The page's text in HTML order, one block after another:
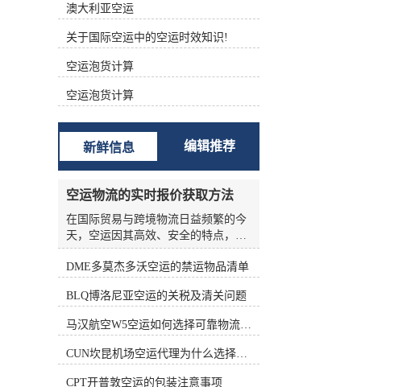
运单未提前打印在运单上。这种空运
根据不同的功能进行分类 (1)航空主
运单（Master Air Waybill ，MAWB）
签发的航空运单称为主运单。 (2)航
空分运单（House Air Waybill ，
HAWB） 在办理集中托运业务时，向
发货人签发运单。三、航空货运单的
构成 中国国际航空货运单由一式十二
联组成，包括三联原件、六联副本和
三联额外副本。 如下表所示： 填写
航空货运单的责任 根据《华沙公
约》、《海牙议定书》和承运人的运
输条件，承运人的运输条件为托运人
准备航空货运单。 根据《华沙公约》
第六条第(1)款和第(5)款，航空货运单
由托运人填写。承运人按托运人要求
写。 这表明托运人应对货运单上填写
人对货运单上填写的内容不准确、不
完整造成的损失负责。 在航空货运业
务运营中，各承运的大量货物由其人
收运，部分特殊货物由直接收运。托
澳大利亚空运
关于国际空运中的空运时效知识!
空运泡货计算
空运泡货计算
新鲜信息 编辑推荐
空运物流的实时报价获取方法
在国际贸易与跨境物流日益频繁的今
天，空运因其高效、安全的特点，成
为许多企业优先选择的运输方式。然
而，空运物流的报价并非一成不变，
货物种类等多种变量影响，价格波动
频繁。对于货主和物流从业者来说，
如何准确、高效地获取实时报价，是
控制成本、优化供应链的关键环节。
本文将从实际业务角度出发，系统梳
理空运物流实时报价的获取方法，帮
DME多莫杰多沃空运的禁运物品清单
BLQ博洛尼亚空运的关税及清关问题
马汉航空W5空运如何选择可靠物流公司
CUN坎昆机场空运代理为什么选择空运更快捷
CPT开普敦空运的包装注意事项